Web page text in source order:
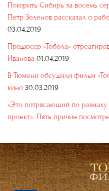
Покорить Сибирь за восемь
Петр Зеленов рассказал о
03.04.2019
Продюсер «Тобола»
Иванова 01.04.2019
В Тюмени обсудили фильм
кино 30.03.2019
«Это потрясающий по
проект». Пять причин